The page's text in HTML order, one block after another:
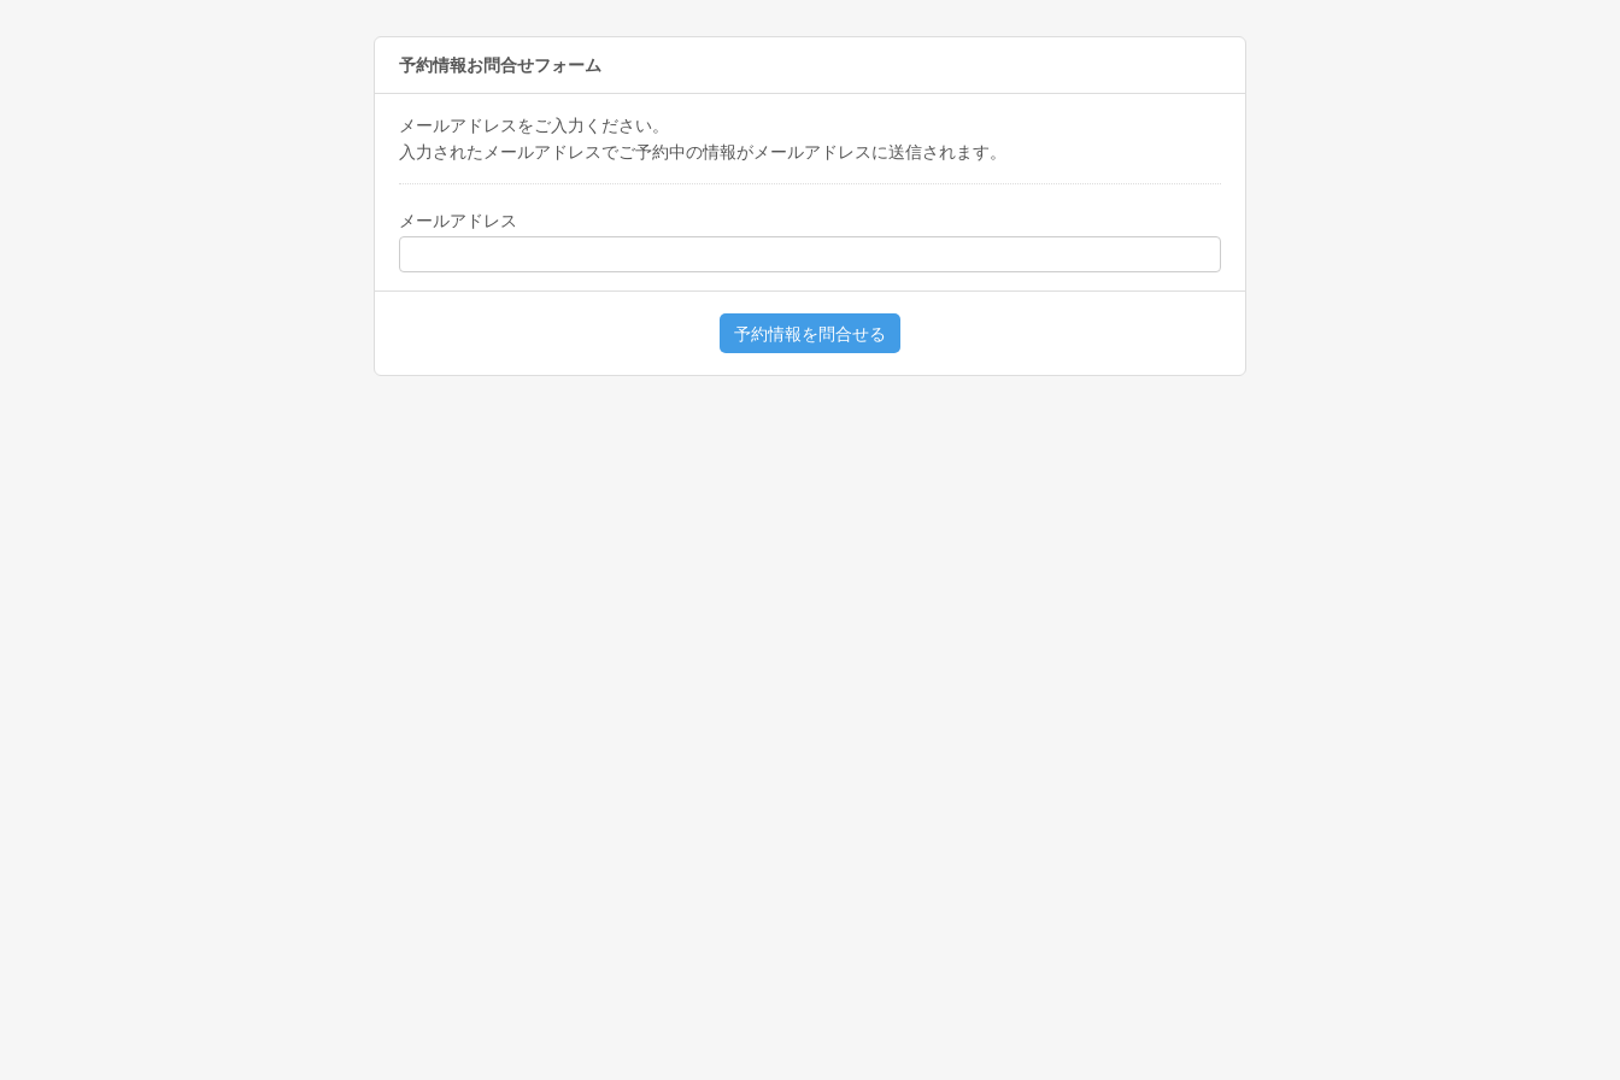
予約情報お問合せフォーム
メールアドレスをご入力ください。
入力されたメールアドレスでご予約中の情報がメールアドレスに送信されます。
メールアドレス
予約情報を問合せる